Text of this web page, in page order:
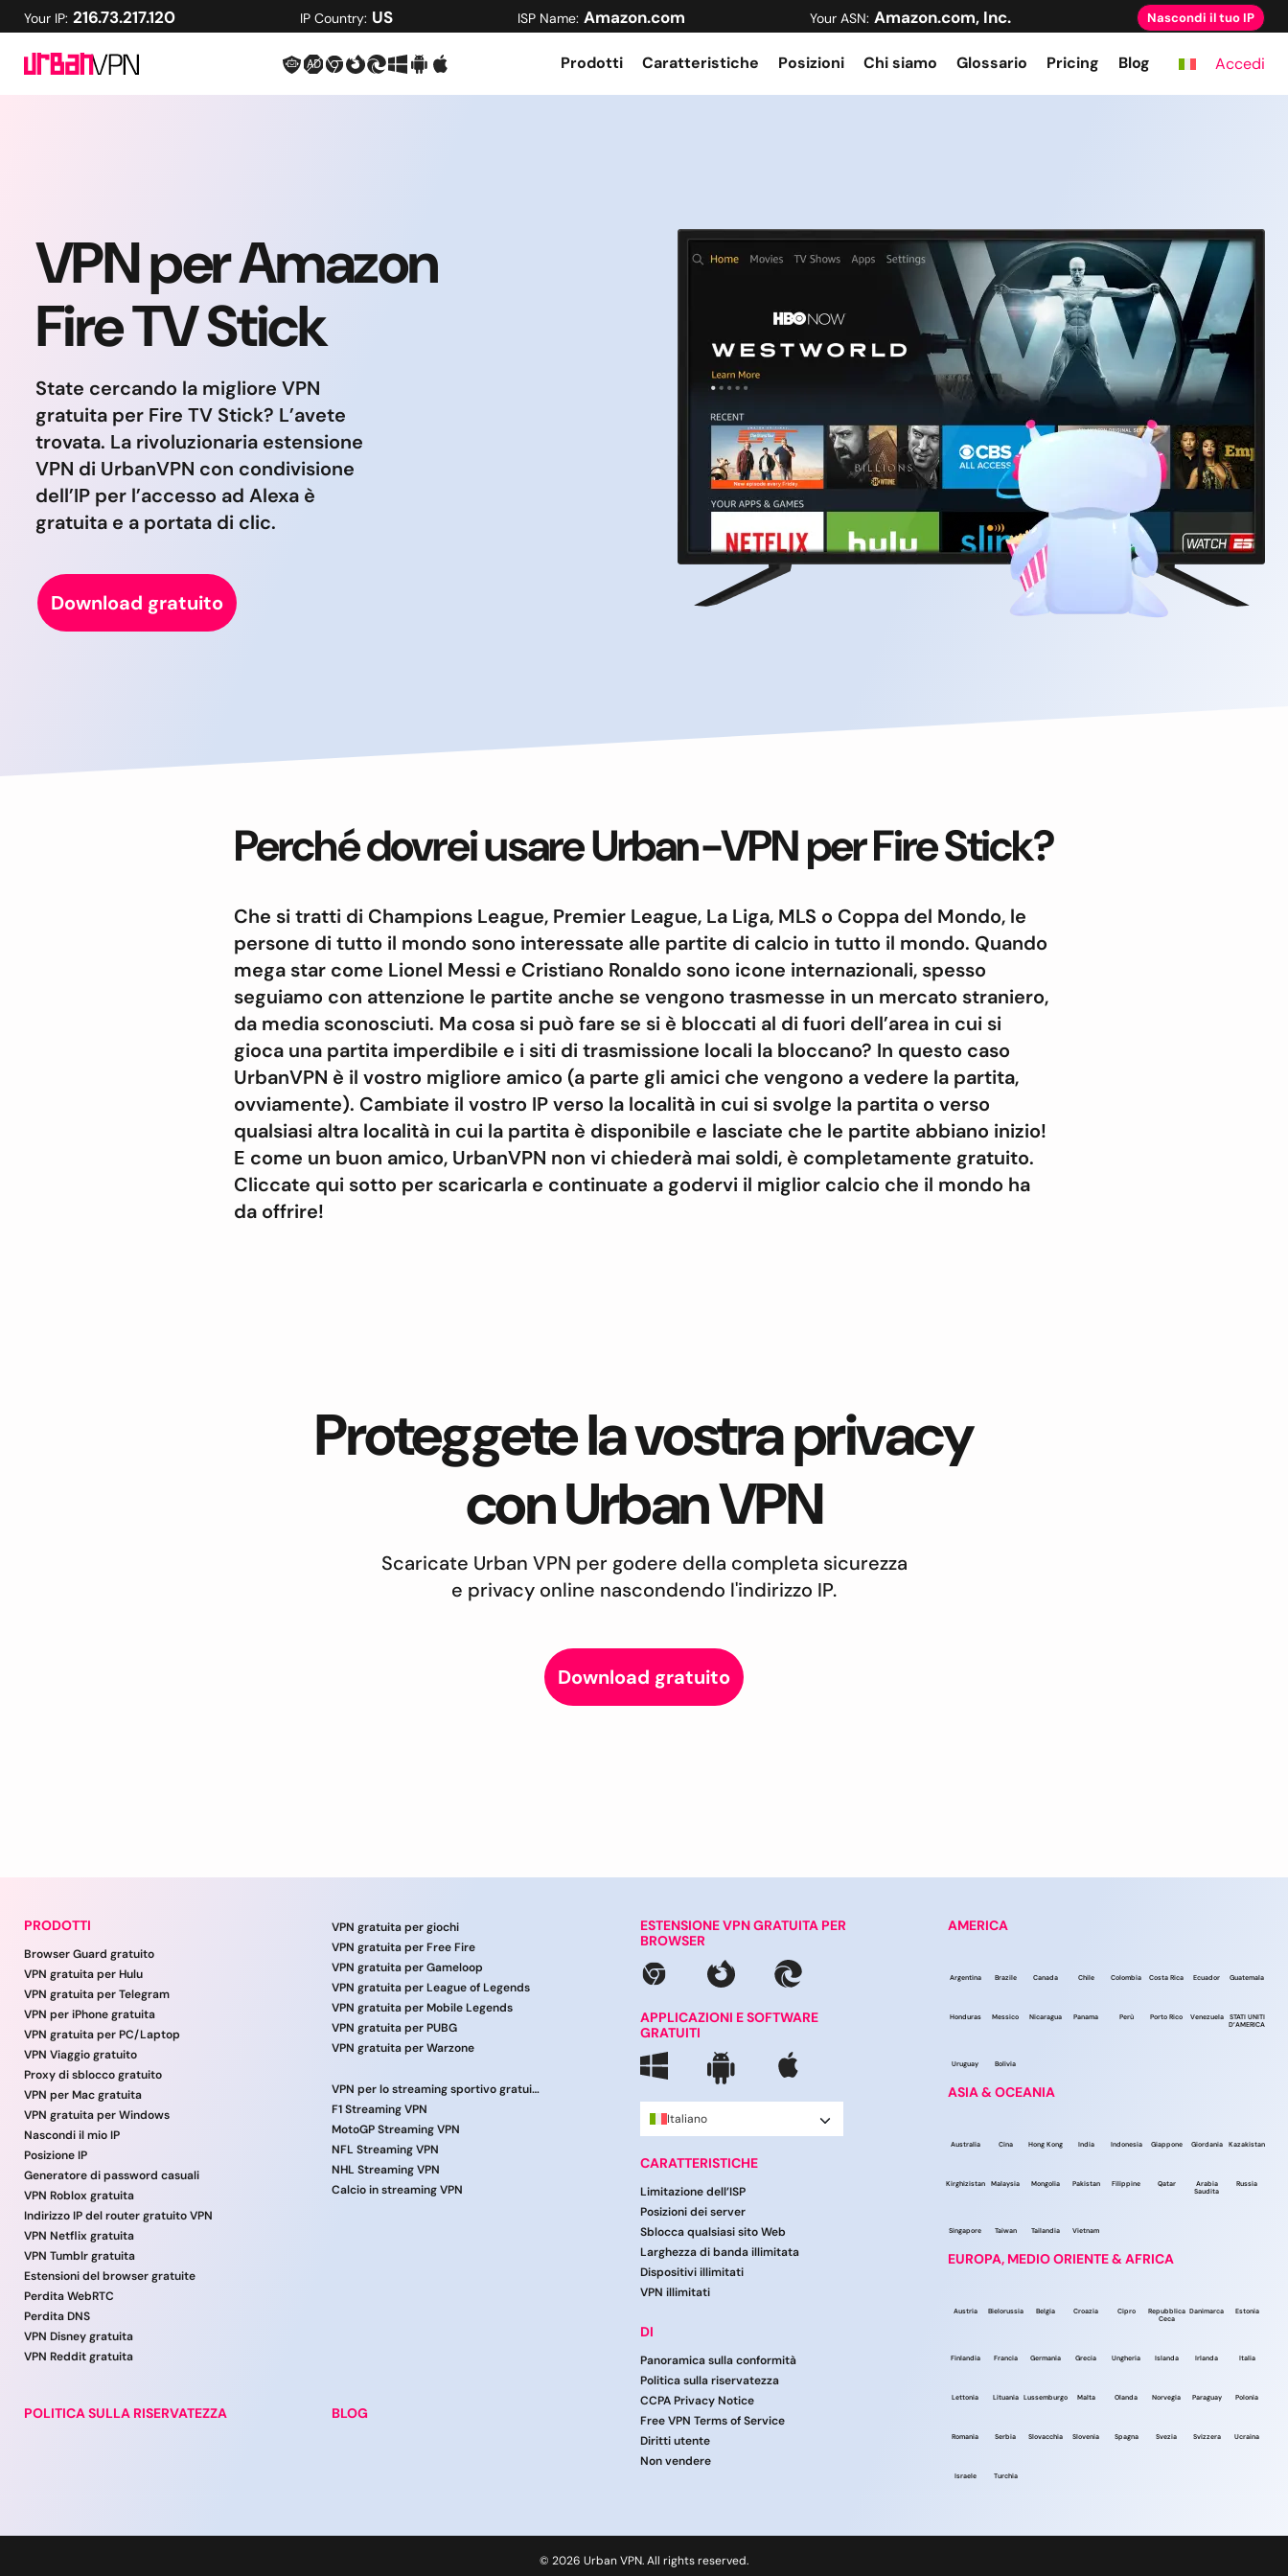
Your IP: 216.73.217.120 IP Country: US ISP Name: Amazon.com Your ASN: Amazon.com, Inc. Nascondi il tuo IP
Prodotti Caratteristiche Posizioni Chi siamo Glossario Pricing Blog Accedi
VPN per Amazon
Fire TV Stick
State cercando la migliore VPN
gratuita per Fire TV Stick? L’avete
trovata. La rivoluzionaria estensione
VPN di UrbanVPN con condivisione
dell’IP per l’accesso ad Alexa è
gratuita e a portata di clic.
Download gratuito
Perché dovrei usare Urban-VPN per Fire Stick?
Che si tratti di Champions League, Premier League, La Liga, MLS o Coppa del Mondo, le
persone di tutto il mondo sono interessate alle partite di calcio in tutto il mondo. Quando
mega star come Lionel Messi e Cristiano Ronaldo sono icone internazionali, spesso
seguiamo con attenzione le partite anche se vengono trasmesse in un mercato straniero,
da media sconosciuti. Ma cosa si può fare se si è bloccati al di fuori dell’area in cui si
gioca una partita imperdibile e i siti di trasmissione locali la bloccano? In questo caso
UrbanVPN è il vostro migliore amico (a parte gli amici che vengono a vedere la partita,
ovviamente). Cambiate il vostro IP verso la località in cui si svolge la partita o verso
qualsiasi altra località in cui la partita è disponibile e lasciate che le partite abbiano inizio!
E come un buon amico, UrbanVPN non vi chiederà mai soldi, è completamente gratuito.
Cliccate qui sotto per scaricarla e continuate a godervi il miglior calcio che il mondo ha
da offrire!
Proteggete la vostra privacy
con Urban VPN
Scaricate Urban VPN per godere della completa sicurezza
e privacy online nascondendo l'indirizzo IP.
Download gratuito
PRODOTTI
Browser Guard gratuito
VPN gratuita per Hulu
VPN gratuita per Telegram
VPN per iPhone gratuita
VPN gratuita per PC/Laptop
VPN Viaggio gratuito
Proxy di sblocco gratuito
VPN per Mac gratuita
VPN gratuita per Windows
Nascondi il mio IP
Posizione IP
Generatore di password casuali
VPN Roblox gratuita
Indirizzo IP del router gratuito VPN
VPN Netflix gratuita
VPN Tumblr gratuita
Estensioni del browser gratuite
Perdita WebRTC
Perdita DNS
VPN Disney gratuita
VPN Reddit gratuita
POLITICA SULLA RISERVATEZZA
VPN gratuita per giochi
VPN gratuita per Free Fire
VPN gratuita per Gameloop
VPN gratuita per League of Legends
VPN gratuita per Mobile Legends
VPN gratuita per PUBG
VPN gratuita per Warzone
VPN per lo streaming sportivo gratuito
F1 Streaming VPN
MotoGP Streaming VPN
NFL Streaming VPN
NHL Streaming VPN
Calcio in streaming VPN
BLOG
ESTENSIONE VPN GRATUITA PER
BROWSER
APPLICAZIONI E SOFTWARE
GRATUITI
Italiano
CARATTERISTICHE
Limitazione dell’ISP
Posizioni dei server
Sblocca qualsiasi sito Web
Larghezza di banda illimitata
Dispositivi illimitati
VPN illimitati
DI
Panoramica sulla conformità
Politica sulla riservatezza
CCPA Privacy Notice
Free VPN Terms of Service
Diritti utente
Non vendere
AMERICA
Argentina Brazile Canada Chile Colombia Costa Rica Ecuador Guatemala
Honduras Messico Nicaragua Panama Perù Porto Rico Venezuela
STATI UNITI
D’AMERICA
Uruguay Bolivia
ASIA & OCEANIA
Australia Cina Hong Kong India Indonesia Giappone Giordania Kazakistan
Kirghizistan Malaysia Mongolia Pakistan Filippine Qatar
Arabia
Saudita
Russia
Singapore Taiwan Tailandia Vietnam
EUROPA, MEDIO ORIENTE & AFRICA
Austria Bielorussia Belgia Croazia Cipro
Repubblica
Ceca
Danimarca Estonia
Finlandia Francia Germania Grecia Ungheria Islanda Irlanda Italia
Lettonia Lituania Lussemburgo Malta Olanda Norvegia Paraguay Polonia
Romania Serbia Slovacchia Slovenia Spagna Svezia Svizzera Ucraina
Israele Turchia
© 2026 Urban VPN. All rights reserved.